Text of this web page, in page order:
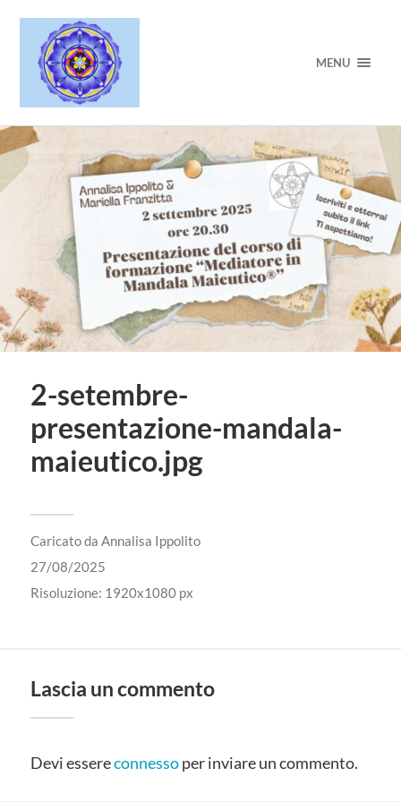
MENU
2-setembre-
presentazione-mandala-
maieutico.jpg
Caricato da Annalisa Ippolito
27/08/2025
Risoluzione: 1920x1080 px
Lascia un commento
Devi essereconnessoper inviare un commento.